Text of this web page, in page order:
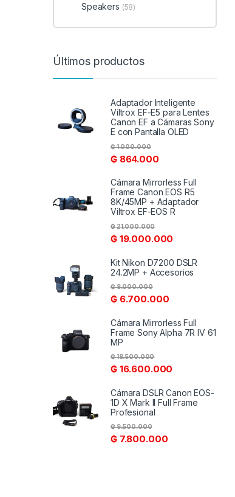
Speakers (58)
Últimos productos
Adaptador Inteligente
Viltrox EF-E5 para Lentes
Canon EF a Cámaras Sony
E con Pantalla OLED
₲864.000
₲1.000.000
Cámara Mirrorless Full
Frame Canon EOS R5
8K/45MP + Adaptador
Viltrox EF-EOS R
₲19.000.000
₲21.000.000
Kit Nikon D7200 DSLR
24.2MP + Accesorios
₲6.700.000
₲8.000.000
Cámara Mirrorless Full
Frame Sony Alpha 7R IV 61
MP
₲16.600.000
₲18.500.000
Cámara DSLR Canon EOS-
1D X Mark II Full Frame
Profesional
₲7.800.000
₲9.500.000